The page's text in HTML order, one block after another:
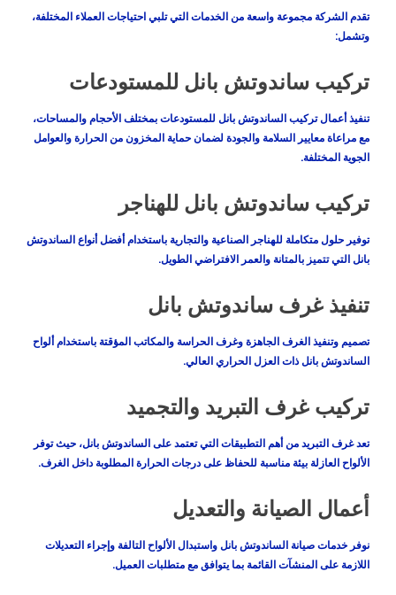
تقدم الشركة مجموعة واسعة من الخدمات التي تلبي احتياجات العملاء المختلفة،
وتشمل:
تركيب ساندوتش بانل للمستودعات
تنفيذ أعمال تركيب الساندوتش بانل للمستودعات بمختلف الأحجام والمساحات،
مع مراعاة معايير السلامة والجودة لضمان حماية المخزون من الحرارة والعوامل
الجوية المختلفة.
تركيب ساندوتش بانل للهناجر
توفير حلول متكاملة للهناجر الصناعية والتجارية باستخدام أفضل أنواع الساندوتش
بانل التي تتميز بالمتانة والعمر الافتراضي الطويل.
تنفيذ غرف ساندوتش بانل
تصميم وتنفيذ الغرف الجاهزة وغرف الحراسة والمكاتب المؤقتة باستخدام ألواح
الساندوتش بانل ذات العزل الحراري العالي.
تركيب غرف التبريد والتجميد
تعد غرف التبريد من أهم التطبيقات التي تعتمد على الساندوتش بانل، حيث توفر
الألواح العازلة بيئة مناسبة للحفاظ على درجات الحرارة المطلوبة داخل الغرف.
أعمال الصيانة والتعديل
نوفر خدمات صيانة الساندوتش بانل واستبدال الألواح التالفة وإجراء التعديلات
اللازمة على المنشآت القائمة بما يتوافق مع متطلبات العميل.